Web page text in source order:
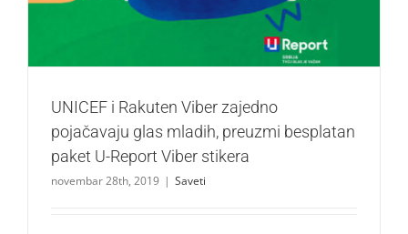
UNICEF i Rakuten Viber zajedno
pojačavaju glas mladih, preuzmi besplatan
paket U-Report Viber stikera
novembar 28th, 2019 | Saveti